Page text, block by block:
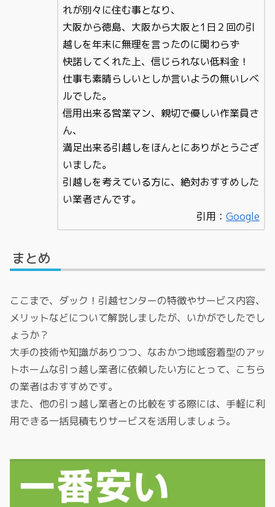
れが別々に住む事となり、
大阪から徳島、大阪から大阪と1日２回の引
越しを年末に無理を言ったのに関わらず
快諾してくれた上、信じられない低料金！
仕事も素晴らしいとしか言いようの無いレベ
ルでした。
信用出来る営業マン、親切で優しい作業員さ
ん、
満足出来る引越しをほんとにありがとうござ
いました。
引越しを考えている方に、絶対おすすめした
い業者さんです。
引用： Google
まとめ
ここまで、ダック！引越センターの特徴やサービス内容、
メリットなどについて解説しましたが、いかがでしたでし
ょうか？
大手の技術や知識がありつつ、なおかつ地域密着型のアッ
トホームな引っ越し業者に依頼したい方にとって、こちら
の業者はおすすめです。
また、他の引っ越し業者との比較をする際には、手軽に利
用できる一括見積もりサービスを活用しましょう。